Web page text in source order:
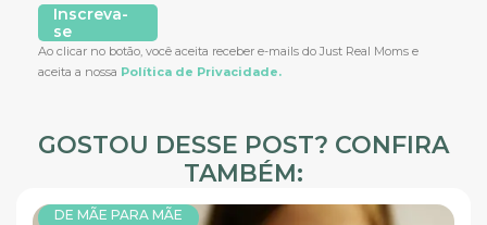
Inscreva-
se
Ao clicar no botão, você aceita receber e-mails do Just Real Moms e
aceita a nossa Política de Privacidade.
GOSTOU DESSE POST? CONFIRA
TAMBÉM:
DE MÃE PARA MÃE